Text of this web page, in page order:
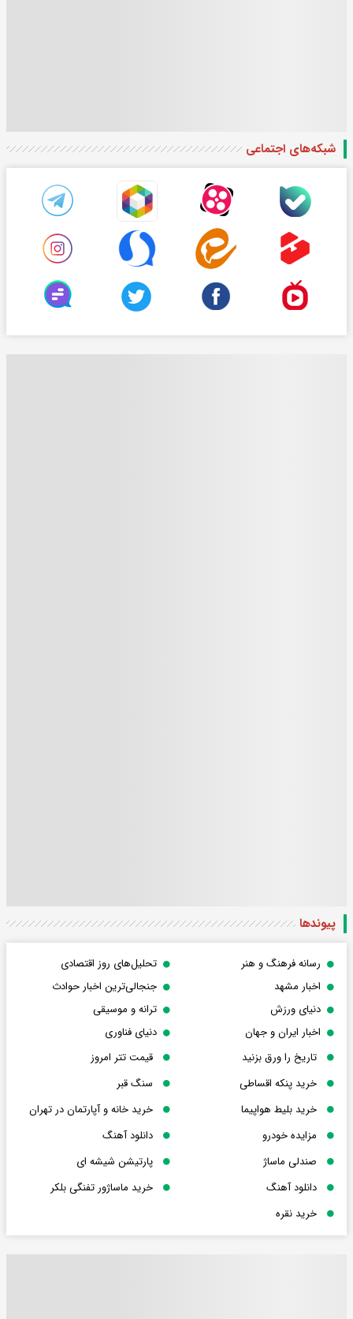
شبکه‌های اجتماعی
پیوندها
رسانه فرهنگ و هنر
تحلیل‌های روز اقتصادی
اخبار مشهد
جنجالی‌ترین اخبار حوادث
دنیای ورزش
ترانه و موسیقی
اخبار ایران و جهان
دنیای فناوری
تاریخ را ورق بزنید
قیمت تتر امروز
خرید پنکه اقساطی
سنگ قبر
خرید بلیط هواپیما
خرید خانه و آپارتمان در تهران
مزایده خودرو
دانلود آهنگ
صندلی ماساژ
پارتیشن شیشه ای
دانلود آهنگ
خرید ماساژور تفنگی بلکر
خرید نقره